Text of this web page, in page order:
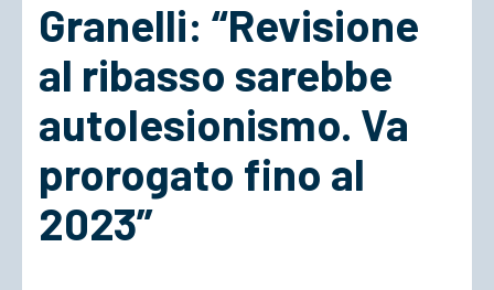
ACCEDI
Granelli: “Revisione
al ribasso sarebbe
autolesionismo. Va
prorogato fino al
2023”